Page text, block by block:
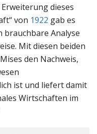
dieses
von 1922 gab es
brauchbare Analyse
Mit diesen beiden
den Nachweis,
ist und liefert damit
Wirtschaften im